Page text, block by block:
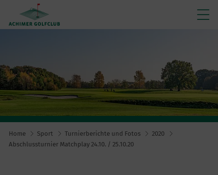
Home Sport Turnierberichte und Fotos
2020
Abschlussturnier Matchplay 24.10. / 25.10.20